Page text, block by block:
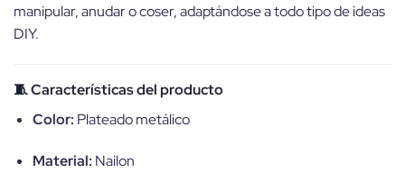
manipular, anudar o coser, adaptándose a todo tipo de ideas
DIY.
🧵 Características del producto
Color: Plateado metálico
Material: Nailon